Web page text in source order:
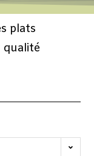
plats
qualité